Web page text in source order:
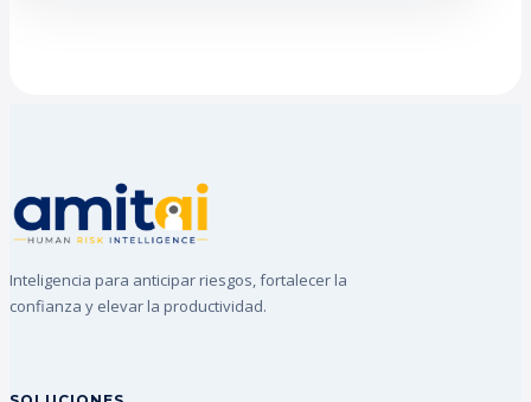
Inteligencia para anticipar riesgos, fortalecer la
confianza y elevar la productividad.